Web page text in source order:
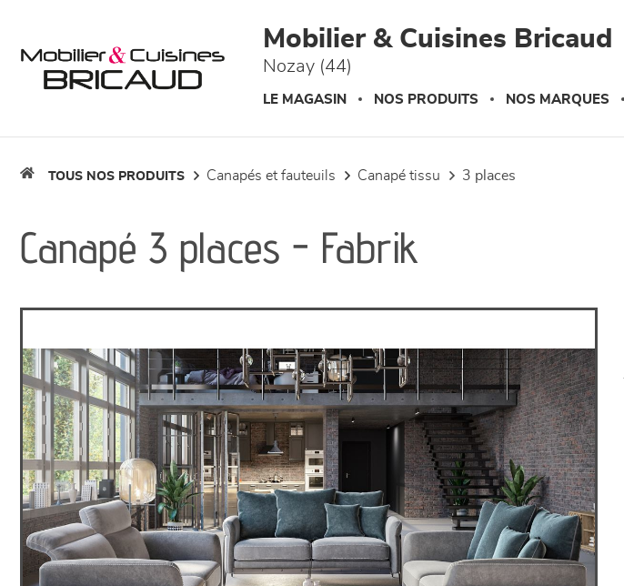
Mobilier & Cuisines Bricaud
Nozay (44)
LE MAGASIN NOS PRODUITS NOS MARQUES
TOUS NOS PRODUITS canapés et fauteuils canapé tissu 3 places
Canapé 3 places - Fabrik